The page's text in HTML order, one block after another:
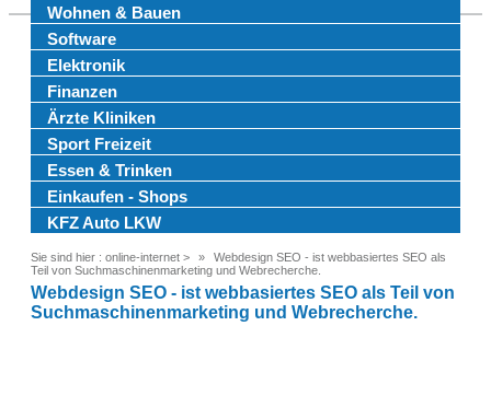
Wohnen & Bauen
Software
Elektronik
Finanzen
Ärzte Kliniken
Sport Freizeit
Essen & Trinken
Einkaufen - Shops
KFZ Auto LKW
Sie sind hier : online-internet >
Webdesign SEO - ist webbasiertes SEO als
Teil von Suchmaschinenmarketing und Webrecherche.
Webdesign SEO - ist webbasiertes SEO als Teil von
Suchmaschinenmarketing und Webrecherche.